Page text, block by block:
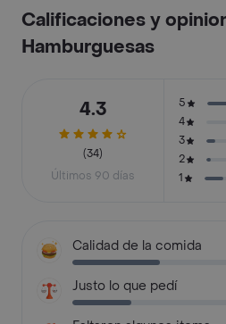
Calificaciones y
Hamburguesas
4.3
(34)
Últimos 90 días
5
4
3
2
1
Calidad de la comida
Justo lo que pedí